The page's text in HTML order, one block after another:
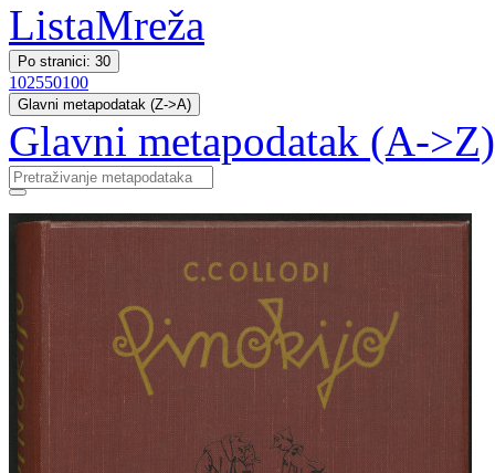
ListaMreža
Po stranici: 30
102550100
Glavni metapodatak (Z->A)
Glavni metapodatak (A->Z)